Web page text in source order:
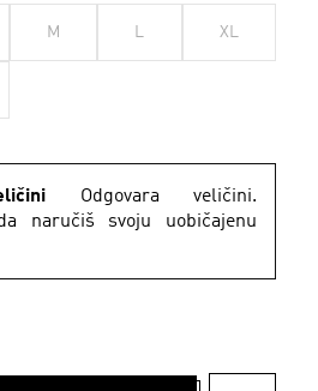
M L XL
Odgovara veličini.
naručiš svoju uobičajenu